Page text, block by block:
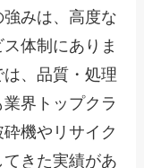
みは、高度な
体制にありま
、品質・処理
界トップクラ
機やリサイク
きた実績があ